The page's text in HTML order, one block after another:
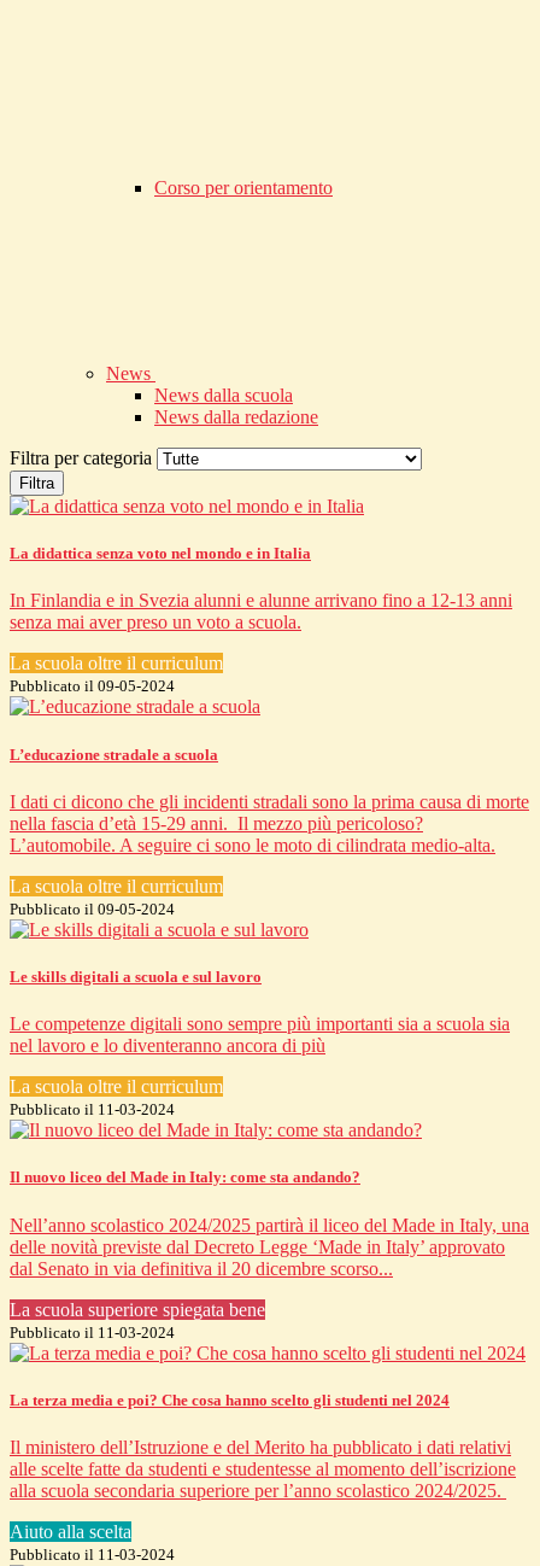
Corso per orientamento
News
News dalla scuola
News dalla redazione
Filtra per categoria
Filtra
La didattica senza voto nel mondo e in Italia
In Finlandia e in Svezia alunni e alunne arrivano fino a 12-13 anni
senza mai aver preso un voto a scuola.
La scuola oltre il curriculum
Pubblicato il 09-05-2024
L’educazione stradale a scuola
I dati ci dicono che gli incidenti stradali sono la prima causa di morte
nella fascia d’età 15-29 anni. Il mezzo più pericoloso?
L’automobile. A seguire ci sono le moto di cilindrata medio-alta.
La scuola oltre il curriculum
Pubblicato il 09-05-2024
Le skills digitali a scuola e sul lavoro
Le competenze digitali sono sempre più importanti sia a scuola sia
nel lavoro e lo diventeranno ancora di più
La scuola oltre il curriculum
Pubblicato il 11-03-2024
Il nuovo liceo del Made in Italy: come sta andando?
Nell’anno scolastico 2024/2025 partirà il liceo del Made in Italy, una
delle novità previste dal Decreto Legge ‘Made in Italy’ approvato
dal Senato in via definitiva il 20 dicembre scorso...
La scuola superiore spiegata bene
Pubblicato il 11-03-2024
La terza media e poi? Che cosa hanno scelto gli studenti nel 2024
Il ministero dell’Istruzione e del Merito ha pubblicato i dati relativi
alle scelte fatte da studenti e studentesse al momento dell’iscrizione
alla scuola secondaria superiore per l’anno scolastico 2024/2025.
Aiuto alla scelta
Pubblicato il 11-03-2024